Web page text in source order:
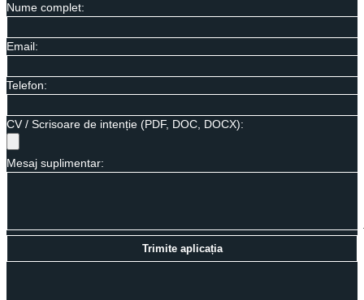
Nume complet:
Email:
Telefon:
CV / Scrisoare de intenție (PDF, DOC, DOCX):
Mesaj suplimentar:
Trimite aplicația